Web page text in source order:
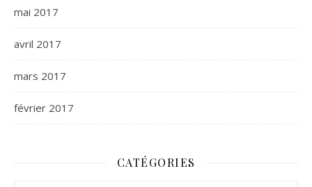
mai 2017
avril 2017
mars 2017
février 2017
CATÉGORIES